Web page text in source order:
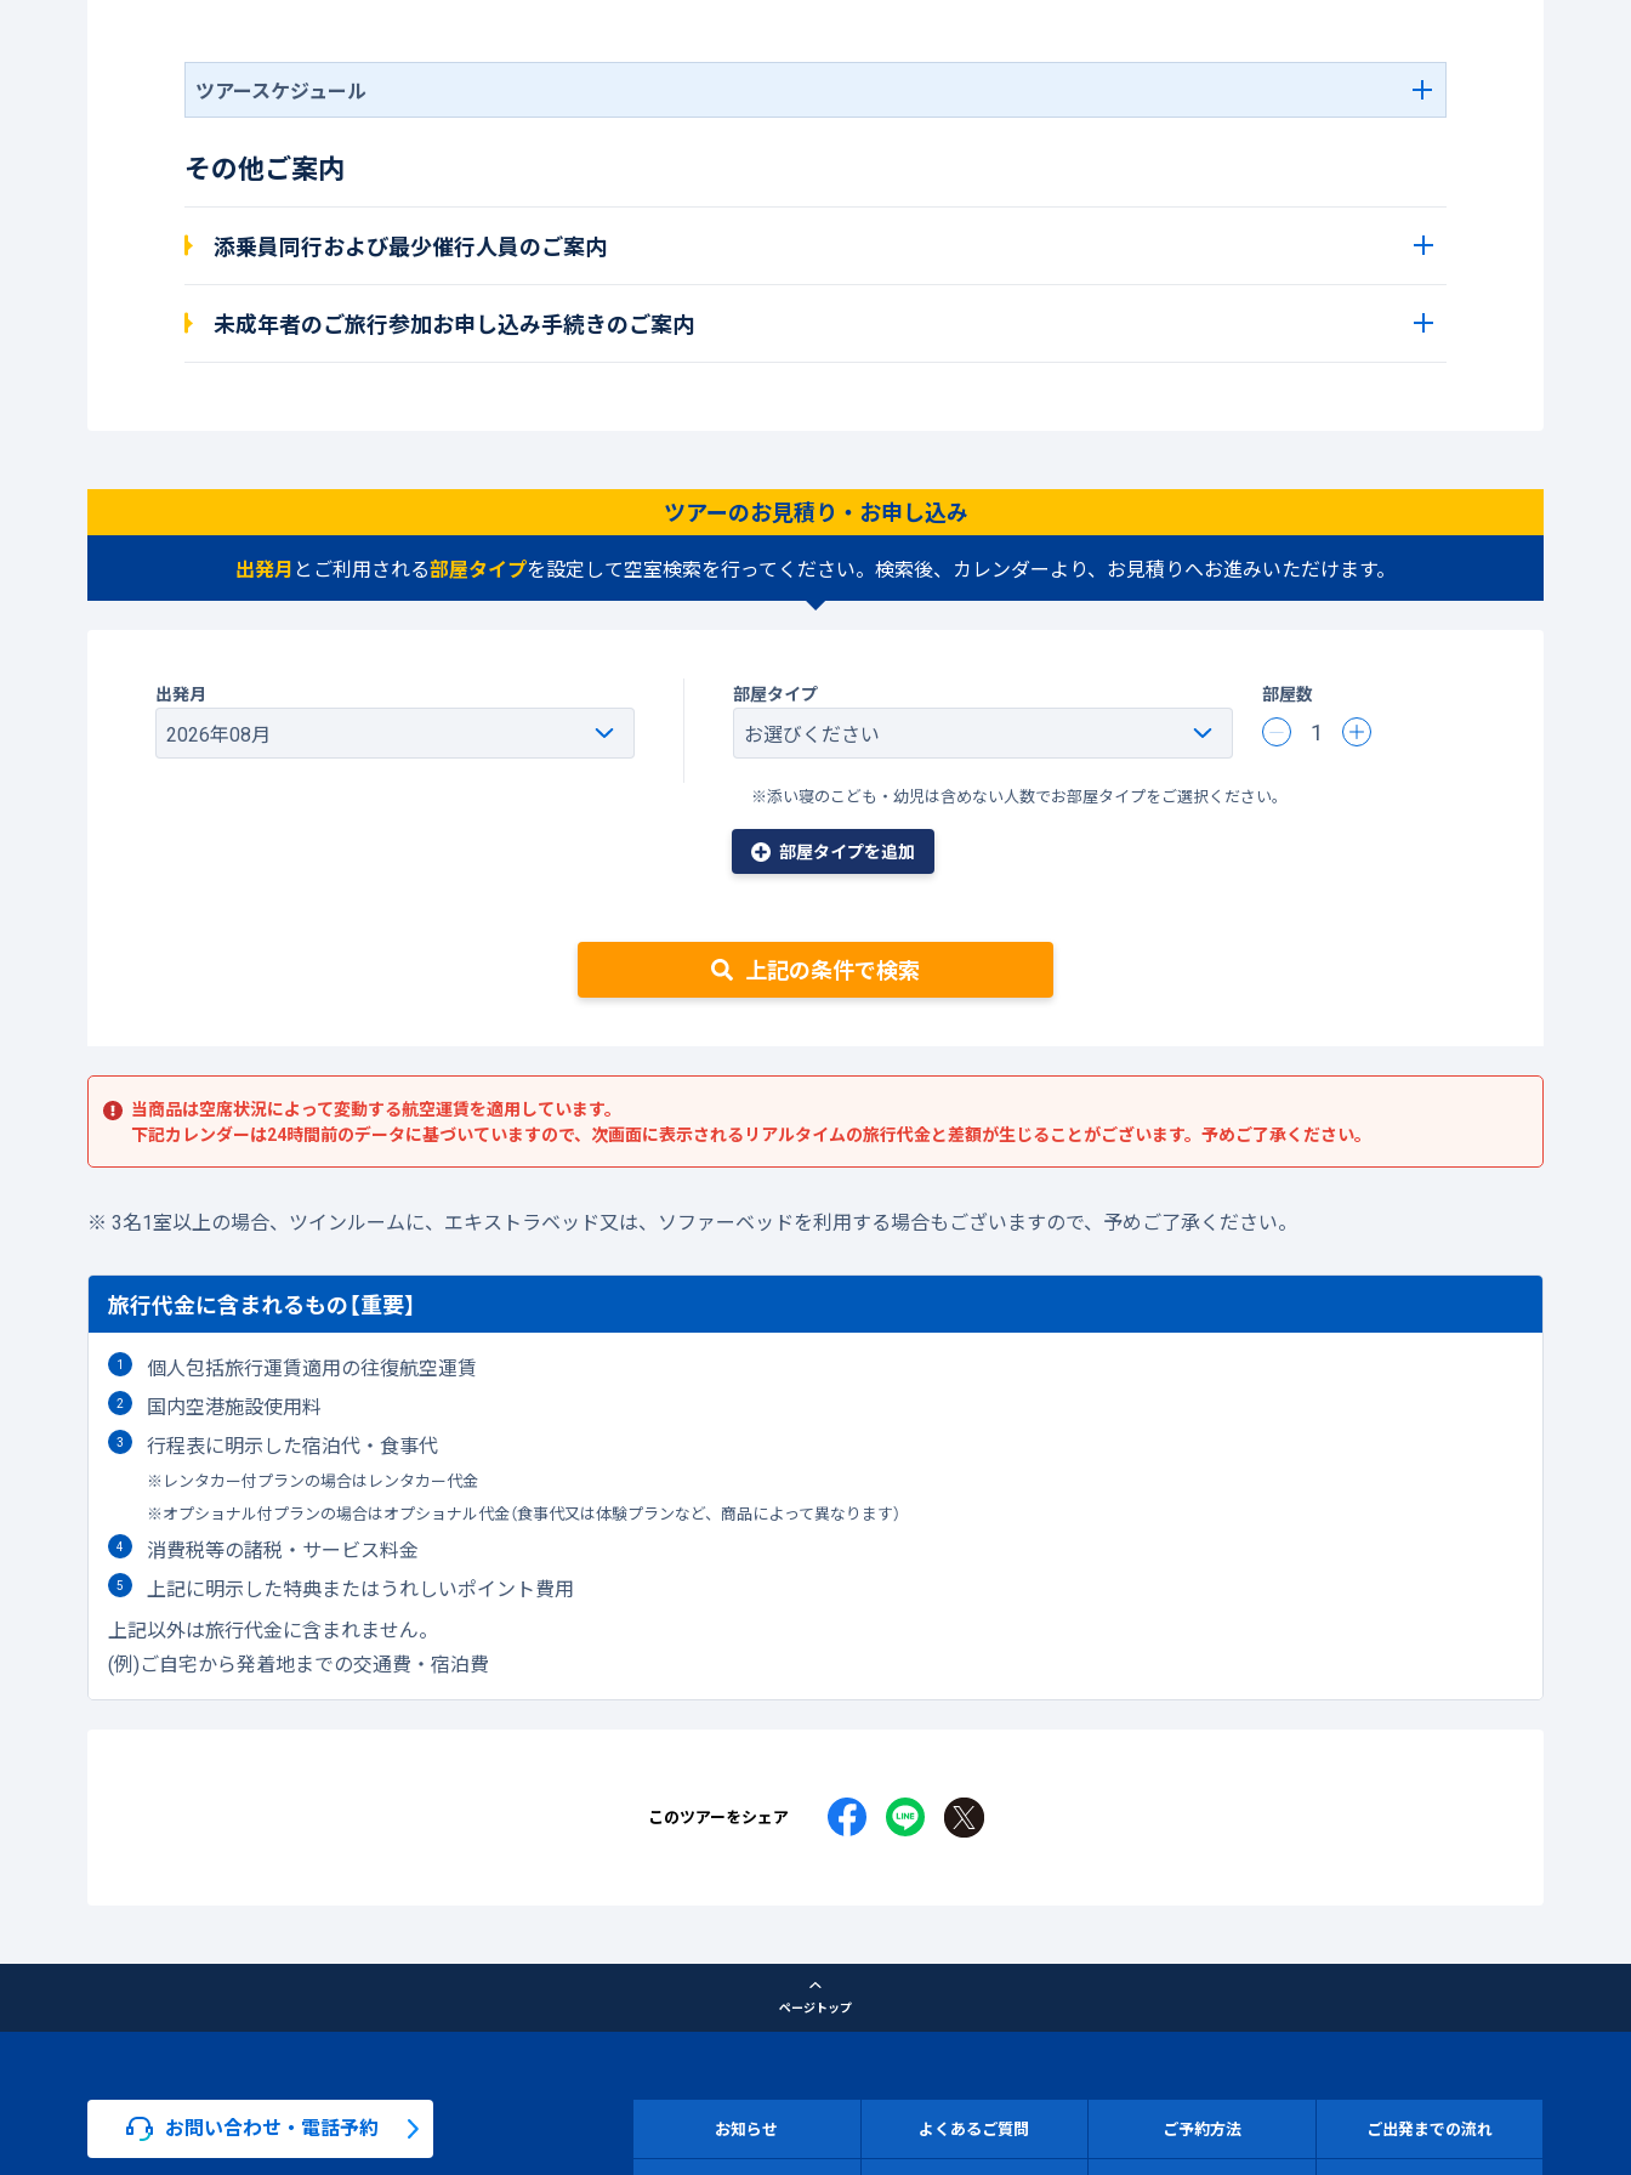
ツアースケジュール
その他ご案内
添乗員同行および最少催行人員のご案内
未成年者のご旅行参加お申し込み手続きのご案内
ツアーのお見積り・お申し込み
出発月 とご利用される部屋タイプを設定して空室検索を行ってください。検索後、カレンダーより、お見積りへお進みいただけます。
出発月 部屋タイプ 部屋数
1
※添い寝のこども・幼児は含めない人数でお部屋タイプをご選択ください。
部屋タイプを追加
上記の条件で検索
当商品は空席状況によって変動する航空運賃を適用しています。
下記カレンダーは24時間前のデータに基づいていますので、次画面に表示されるリアルタイムの旅行代金と差額が生じることがございます。予めご了承ください。
3名1室以上の場合、ツインルームに、エキストラベッド又は、ソファーベッドを利用する場合もございますので、予めご了承ください。
旅行代金に含まれるもの【重要】
個人包括旅行運賃適用の往復航空運賃
国内空港施設使用料
行程表に明示した宿泊代・食事代
レンタカー付プランの場合はレンタカー代金
オプショナル付プランの場合はオプショナル代金（食事代又は体験プランなど、商品によって異なります）
消費税等の諸税・サービス料金
上記に明示した特典またはうれしいポイント費用
上記以外は旅行代金に含まれません。
(例)ご自宅から発着地までの交通費・宿泊費
このツアーをシェア
ページトップ
お問い合わせ・電話予約 お知らせ よくあるご質問 ご予約方法 ご出発までの流れ